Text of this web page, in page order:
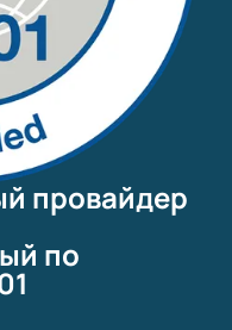
провайдер
по